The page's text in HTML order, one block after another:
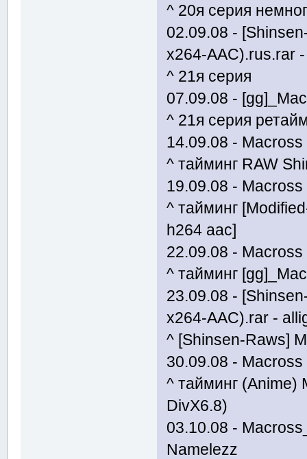
^ 20я серия
02.09.08 -
x264-AAC).rus.rar
^ 21я серия
07.09.08 -
^ 21я серия
14.09.08 -
^ тайминг RAW
19.09.08 -
^ тайминг
h264 aac]
22.09.08 -
^ тайминг
23.09.08 -
x264-AAC).rar -
^ [Shinsen-Raws]
30.09.08 -
^ тайминг (Anime)
DivX6.8)
03.10.08 -
Namelezz